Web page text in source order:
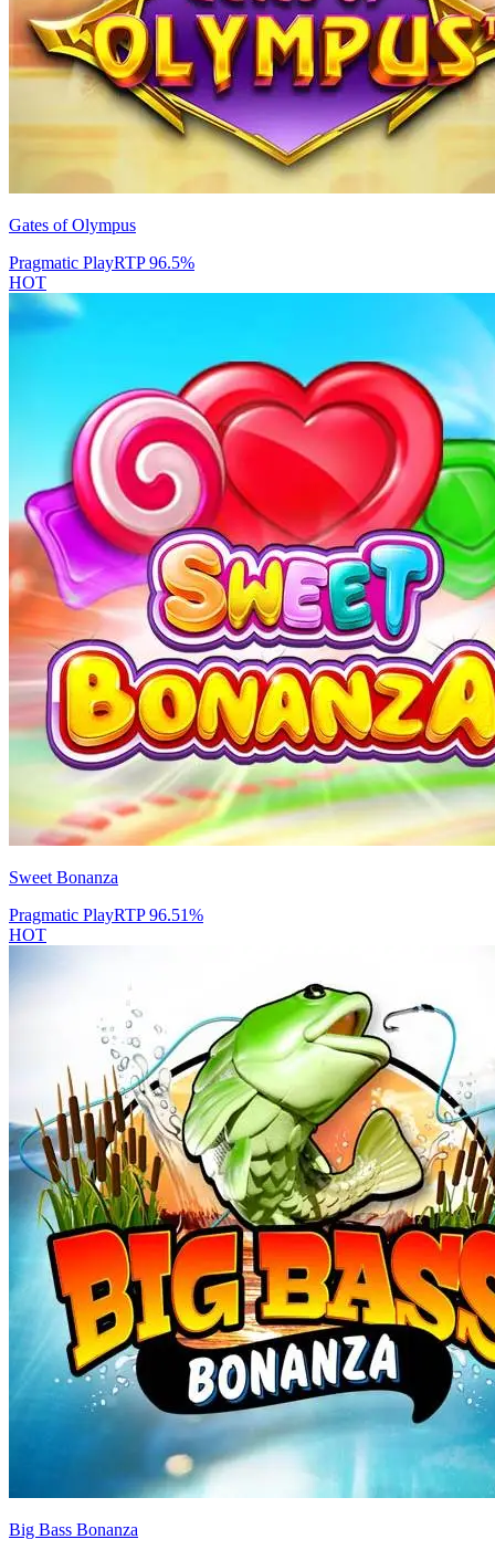
Gates of Olympus
Pragmatic PlayRTP96.5%
HOT
Sweet Bonanza
Pragmatic PlayRTP96.51%
HOT
Big Bass Bonanza